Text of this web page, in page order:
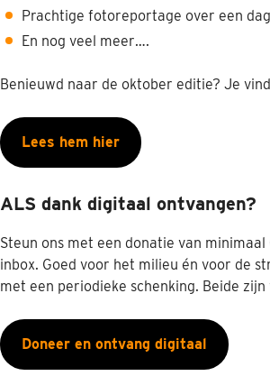
Prachtige fotoreportage over een
En nog veel meer….
Benieuwd naar de oktober editie? Je
Lees hem hier
ALS dank digitaal ontvangen?
Steun ons met een donatie van
inbox. Goed voor het milieu én voor de
met een periodieke schenking. Beide
Doneer en ontvang digitaal